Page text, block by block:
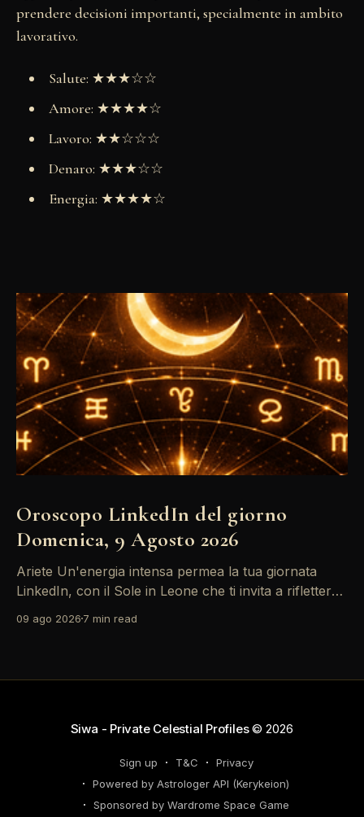
prendere decisioni importanti, specialmente in ambito
lavorativo.
Salute: ★★★☆☆
Amore: ★★★★☆
Lavoro: ★★☆☆☆
Denaro: ★★★☆☆
Energia: ★★★★☆
Oroscopo LinkedIn del giorno
Domenica, 9 Agosto 2026
Ariete Un'energia intensa permea la tua giornata
LinkedIn, con il Sole in Leone che ti invita a riflettere
dalla Luna in Gemelli, possono generare interazioni
09 ago 2026 7 min read
Siwa - Private Celestial Profiles© 2026
Sign up T&C
Privacy
Powered by Astrologer API (Kerykeion)
Sponsored by Wardrome Space Game